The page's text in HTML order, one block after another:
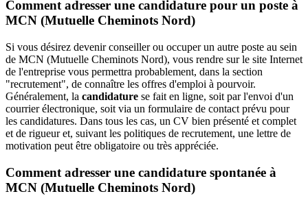
Comment adresser une candidature pour un poste à
MCN (Mutuelle Cheminots Nord)
Si vous désirez devenir conseiller ou occuper un autre poste au sein
de MCN (Mutuelle Cheminots Nord), vous rendre sur le site Internet
de l'entreprise vous permettra probablement, dans la section
"recrutement", de connaître les offres d'emploi à pourvoir.
Généralement, la candidature se fait en ligne, soit par l'envoi d'un
courrier électronique, soit via un formulaire de contact prévu pour
les candidatures. Dans tous les cas, un CV bien présenté et complet
et de rigueur et, suivant les politiques de recrutement, une lettre de
motivation peut être obligatoire ou très appréciée.
Comment adresser une candidature spontanée à
MCN (Mutuelle Cheminots Nord)